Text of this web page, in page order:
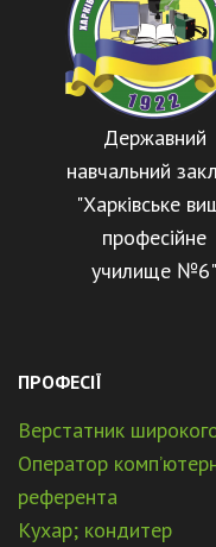
Державний
навчальний
"Харківське
професійне
училище №6"
ПРОФЕСІЇ
Верстатник
Оператор
референта
Кухар; кондитер